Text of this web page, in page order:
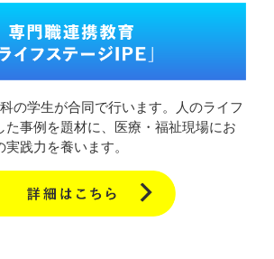
の学生が合同で行います。人のライフ
た事例を題材に、医療・福祉現場にお
践力を養います。